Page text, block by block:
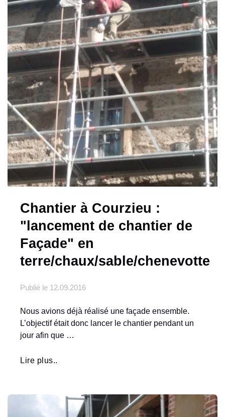
Chantier à Courzieu :
"lancement de chantier de
Façade" en
terre/chaux/sable/chenevotte
Publié le 12.09.2016
Nous avions déjà réalisé une façade ensemble.
L’objectif était donc lancer le chantier pendant un
jour afin que …
Lire plus..